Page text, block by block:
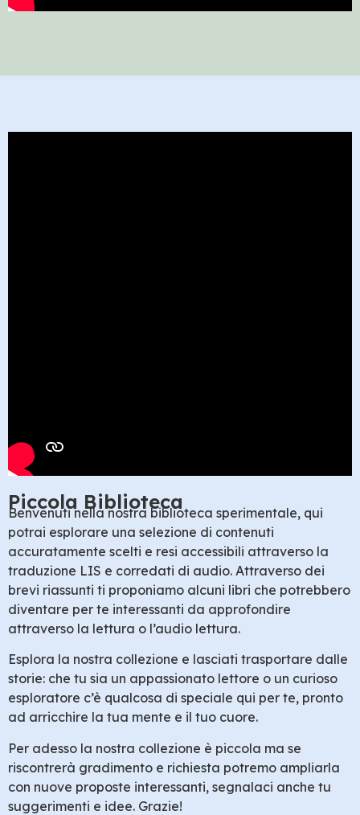
Piccola Biblioteca
Benvenuti nella nostra biblioteca sperimentale, qui
potrai esplorare una selezione di contenuti
accuratamente scelti e resi accessibili attraverso la
traduzione LIS e corredati di audio. Attraverso dei
brevi riassunti ti proponiamo alcuni libri che potrebbero
diventare per te interessanti da approfondire
attraverso la lettura o l’audio lettura.
Esplora la nostra collezione e lasciati trasportare dalle
storie: che tu sia un appassionato lettore o un curioso
esploratore c’è qualcosa di speciale qui per te, pronto
ad arricchire la tua mente e il tuo cuore.
Per adesso la nostra collezione è piccola ma se
riscontrerà gradimento e richiesta potremo ampliarla
con nuove proposte interessanti, segnalaci anche tu
suggerimenti e idee. Grazie!